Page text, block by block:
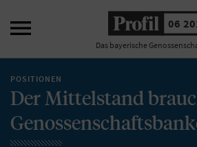
 06
Das bayerische
POSITIONEN
Der Mittelstand